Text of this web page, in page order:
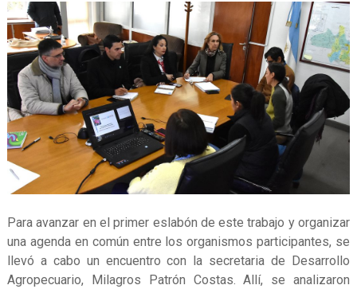
Para avanzar en el primer eslabón de este trabajo y organizar
una agenda en común entre los organismos participantes, se
llevó a cabo un encuentro con la secretaria de Desarrollo
Agropecuario, Milagros Patrón Costas. Allí, se analizaron